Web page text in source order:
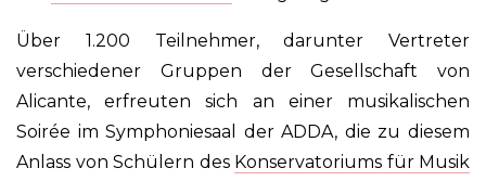
Über 1.200 Teilnehmer,darunter Vertreter
verschiedener Gruppen der Gesellschaft von
Alicante, erfreuten sich an einer musikalischen
Soirée im Symphoniesaal der ADDA, die zu diesem
Anlass von Schülern des Konservatoriums für Musik